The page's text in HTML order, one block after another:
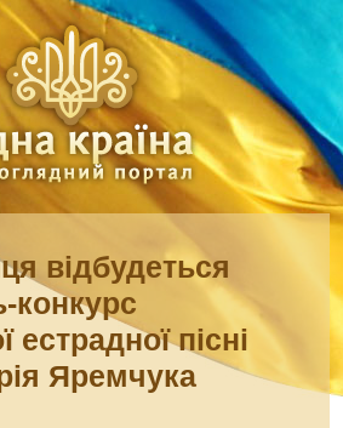
відбудеться
конкурс
естрадної пісні
Яремчука